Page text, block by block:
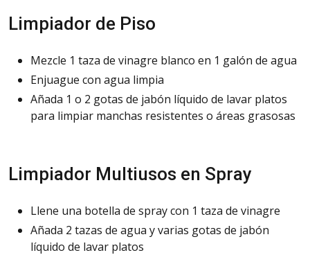
Limpiador de Piso
Mezcle 1 taza de vinagre blanco en 1 galón de agua
Enjuague con agua limpia
Añada 1 o 2 gotas de jabón líquido de lavar platos
para limpiar manchas resistentes o áreas grasosas
Limpiador Multiusos en Spray
Llene una botella de spray con 1 taza de vinagre
Añada 2 tazas de agua y varias gotas de jabón
líquido de lavar platos